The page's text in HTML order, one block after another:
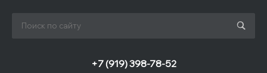
+7 (919) 398-78-52